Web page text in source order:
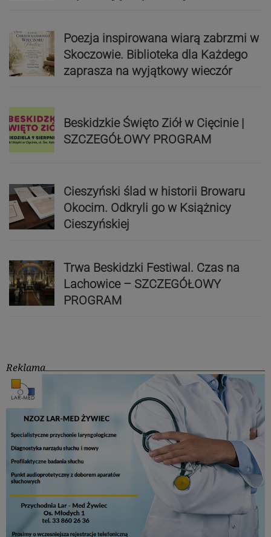
Poezja inspirowana wiarą zabrzmi w
Skoczowie. Biblioteka dla Każdego
zaprasza na wyjątkowy wieczór
Beskidzkie Święto Ziół w Cięcinie |
SZCZEGÓŁOWY PROGRAM
Cieszyński ślad w historii Browaru
Okocim. Odkryli go w Książnicy
Cieszyńskiej
Trwa Beskidzki Festiwal. Czas na
Lachowice – SZCZEGÓŁOWY
PROGRAM
Reklama